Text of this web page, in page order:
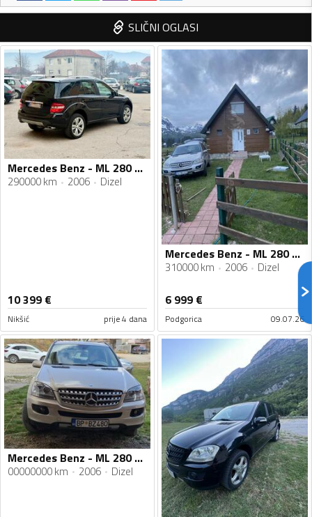
SLIČNI OGLASI
Mercedes Benz - ML 280 - 3.0 cdi
290000 km 2006 Dizel
10 399 €
Nikšić prije 4 dana
Mercedes Benz - ML 280 - 280 cdi
310000 km 2006 Dizel
6 999 €
Podgorica 09.07.26
Mercedes Benz - ML 280 - Ml
00000000 km 2006 Dizel